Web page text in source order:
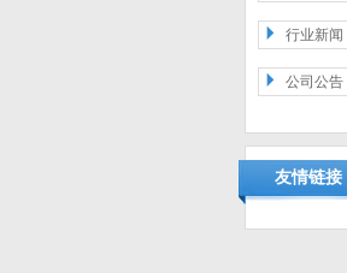
行业新闻
公司公告
友情链接